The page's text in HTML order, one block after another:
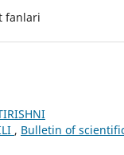
fanlari
, Bulletin of